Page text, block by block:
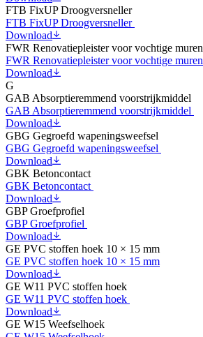
FTB FixUP Droogversneller
FTB FixUP Droogversneller
Download
FWR Renovatiepleister voor vochtige muren
FWR Renovatiepleister voor vochtige muren
Download
G
GAB Absorptieremmend voorstrijkmiddel
GAB Absorptieremmend voorstrijkmiddel
Download
GBG Gegroefd wapeningsweefsel
GBG Gegroefd wapeningsweefsel
Download
GBK Betoncontact
GBK Betoncontact
Download
GBP Groefprofiel
GBP Groefprofiel
Download
GE PVC stoffen hoek 10 × 15 mm
GE PVC stoffen hoek 10 × 15 mm
Download
GE W11 PVC stoffen hoek
GE W11 PVC stoffen hoek
Download
GE W15 Weefselhoek